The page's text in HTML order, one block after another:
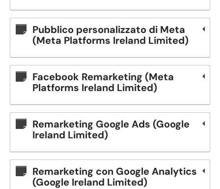
Pubblico personalizzato di Meta
(Meta Platforms Ireland Limited)
Facebook Remarketing (Meta
Platforms Ireland Limited)
Remarketing Google Ads (Google
Ireland Limited)
Remarketing con Google Analytics
(Google Ireland Limited)